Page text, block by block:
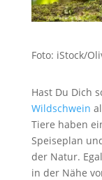
Foto: iStock/
Hast Du Dich
Wildschwein
Tiere haben
Speiseplan
der Natur.
in der Nähe